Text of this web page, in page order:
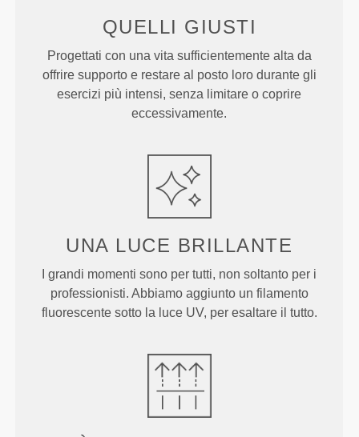
QUELLI GIUSTI
Progettati con una vita sufficientemente alta da
offrire supporto e restare al posto loro durante gli
esercizi più intensi, senza limitare o coprire
eccessivamente.
UNA LUCE BRILLANTE
I grandi momenti sono per tutti, non soltanto per i
professionisti. Abbiamo aggiunto un filamento
fluorescente sotto la luce UV, per esaltare il tutto.